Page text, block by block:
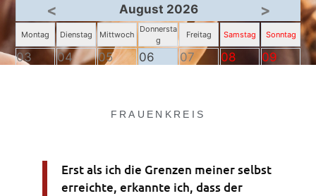
< August 2026 >
Montag Dienstag Mittwoch
Donnersta
g
Freitag Samstag Sonntag
03 04 05 06 07 08 09
FRAUENKREIS
Erst als ich die Grenzen meiner selbst
erreichte, erkannte ich, dass der